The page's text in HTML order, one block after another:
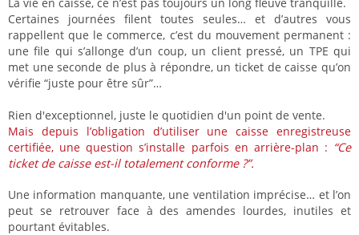
La vie en caisse, ce n’est pas toujours un long fleuve tranquille.
Certaines journées filent toutes seules… et d’autres vous
rappellent que le commerce, c’est du mouvement permanent :
une file qui s’allonge d’un coup, un client pressé, un TPE qui
met une seconde de plus à répondre, un ticket de caisse qu’on
vérifie “juste pour être sûr”…
Rien d'exceptionnel, juste le quotidien d'un point de vente.
Mais depuis l’obligation d’utiliser une caisse enregistreuse
certifiée, une question s’installe parfois en arrière-plan : “Ce
ticket de caisse est-il totalement conforme ?”.
Une information manquante, une ventilation imprécise… et l’on
peut se retrouver face à des amendes lourdes, inutiles et
pourtant évitables.